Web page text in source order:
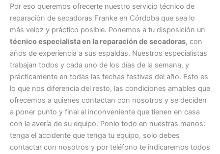
Por eso queremos ofrecerte nuestro servicio técnico de
reparación de secadoras Franke en Córdoba que sea lo
más veloz y práctico posible. Ponemos a tu disposición un
técnico especialista en la reparación de secadoras, con
años de experiencia a sus espaldas. Nuestros especialistas
trabajan todos y cada uno de los días de la semana, y
prácticamente en todas las fechas festivas del año. Esto es
lo que nos diferencia del resto, las condiciones amables que
ofrecemos a quienes contactan con nosotros y se deciden
a poner punto y final al inconveniente que tienen en casa
con la avería de su equipo. Ponlo todo en nuestras manos:
tenga el accidente que tenga tu equipo, solo debes
contactar con nosotros y por teléfono te indicaremos todos